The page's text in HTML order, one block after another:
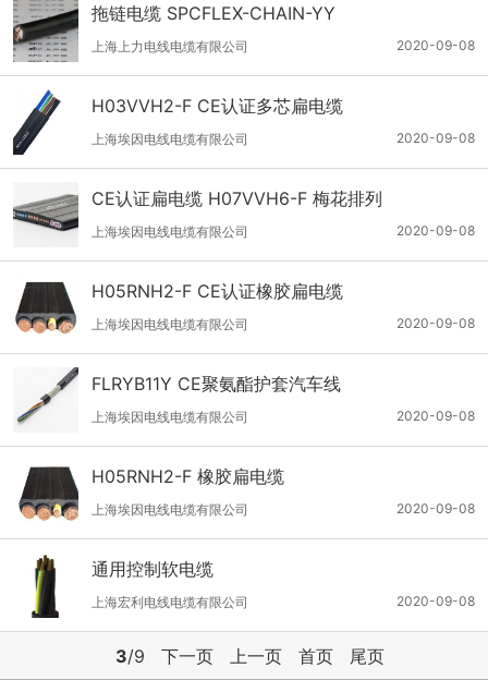
拖链电缆 SPCFLEX-CHAIN-YY
2020-09-08
上海上力电线电缆有限公司
H03VVH2-F CE认证多芯扁电缆
2020-09-08
上海埃因电线电缆有限公司
CE认证扁电缆 H07VVH6-F 梅花排列
2020-09-08
上海埃因电线电缆有限公司
H05RNH2-F CE认证橡胶扁电缆
2020-09-08
上海埃因电线电缆有限公司
FLRYB11Y CE聚氨酯护套汽车线
2020-09-08
上海埃因电线电缆有限公司
H05RNH2-F 橡胶扁电缆
2020-09-08
上海埃因电线电缆有限公司
通用控制软电缆
2020-09-08
上海宏利电线电缆有限公司
3/9 下一页 上一页 首页 尾页